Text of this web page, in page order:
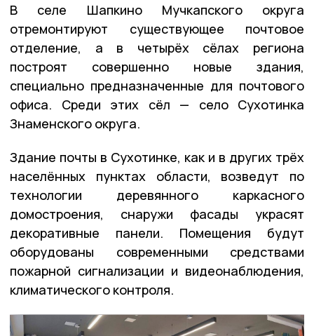
В селе Шапкино Мучкапского округа
отремонтируют существующее почтовое
отделение, а в четырёх сёлах региона
построят совершенно новые здания,
специально предназначенные для почтового
офиса. Среди этих сёл — село Сухотинка
Знаменского округа.
Здание почты в Сухотинке, как и в других трёх
населённых пунктах области, возведут по
технологии деревянного каркасного
домостроения, снаружи фасады украсят
декоративные панели. Помещения будут
оборудованы современными средствами
пожарной сигнализации и видеонаблюдения,
климатического контроля.